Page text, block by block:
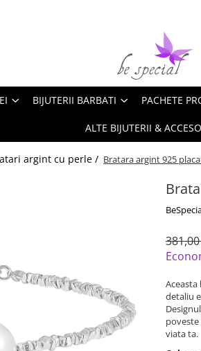
BIJUTERII BARBATI PACHETE
ALTE BIJUTERII &
argint cu perle / Bratara argint 925
detaliu
viata ta.